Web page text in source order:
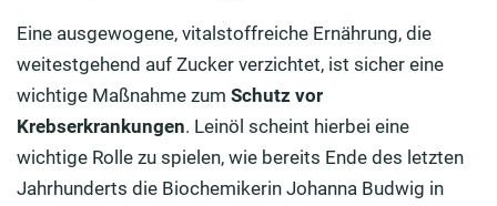
Eine ausgewogene, vitalstoffreiche Ernährung, die
weitestgehend auf Zucker verzichtet, ist sicher eine
wichtige Maßnahme zum Schutz vor
Krebserkrankungen. Leinöl scheint hierbei eine
wichtige Rolle zu spielen, wie bereits Ende des letzten
Jahrhunderts die Biochemikerin Johanna Budwig in